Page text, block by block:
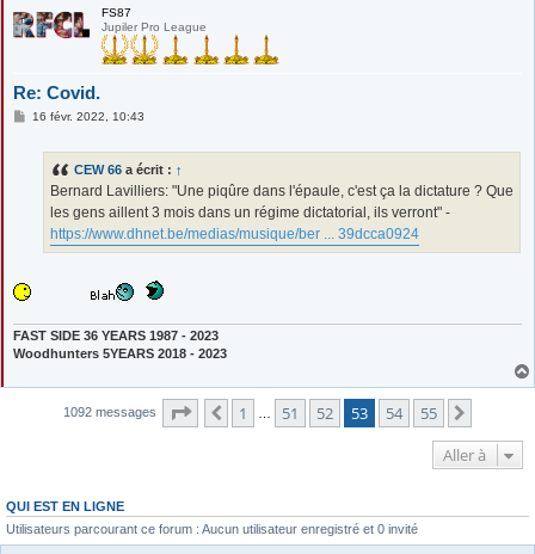
FS87
Jupiler Pro League
Re: Covid.
M16 févr. 2022, 10:43
CEW 66 a écrit : ↑
Bernard Lavilliers: "Une piqûre dans l'épaule, c'est ça la dictature ? Que
les gens aillent 3 mois dans un régime dictatorial, ils verront" -
https://www.dhnet.be/medias/musique/ber ... 39dcca0924
FAST SIDE 36 YEARS 1987 - 2023
Woodhunters 5YEARS 2018 - 2023
1092 messages Page 53 sur 55
Précédente
1 51 52 53 54 55
Aller à
QUI EST EN LIGNE
Utilisateurs parcourant ce forum : Aucun utilisateur enregistré et 0 invité